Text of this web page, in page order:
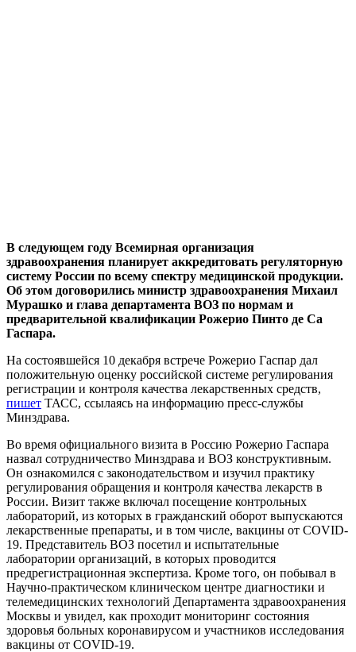
В следующем году Всемирная организация
здравоохранения планирует аккредитовать регуляторную
систему России по всему спектру медицинской продукции.
Об этом договорились министр здравоохранения Михаил
Мурашко и глава департамента ВОЗ по нормам и
предварительной квалификации Рожерио Пинто де Са
Гаспара.
На состоявшейся 10 декабря встрече Рожерио Гаспар дал
положительную оценку российской системе регулирования
регистрации и контроля качества лекарственных средств,
пишет ТАСС, ссылаясь на информацию пресс-службы
Минздрава.
Во время официального визита в Россию Рожерио Гаспара
назвал сотрудничество Минздрава и ВОЗ конструктивным.
Он ознакомился с законодательством и изучил практику
регулирования обращения и контроля качества лекарств в
России. Визит также включал посещение контрольных
лабораторий, из которых в гражданский оборот выпускаются
лекарственные препараты, и в том числе, вакцины от COVID-
19. Представитель ВОЗ посетил и испытательные
лаборатории организаций, в которых проводится
предрегистрационная экспертиза. Кроме того, он побывал в
Научно-практическом клиническом центре диагностики и
телемедицинских технологий Департамента здравоохранения
Москвы и увидел, как проходит мониторинг состояния
здоровья больных коронавирусом и участников исследования
вакцины от COVID-19.